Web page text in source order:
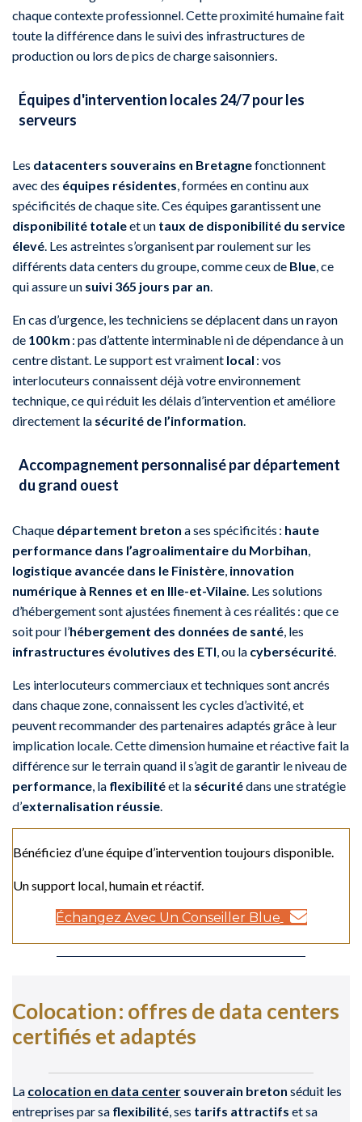
chaque contexte professionnel. Cette proximité humaine fait
toute la différence dans le suivi des infrastructures de
production ou lors de pics de charge saisonniers.
Équipes d'intervention locales 24/7 pour les
serveurs
Les datacenters souverains en Bretagnefonctionnent
avec des équipes résidentes , formées en continu aux
spécificités de chaque site. Ces équipes garantissent une
disponibilité totaleet un taux de disponibilité du service
élevé . Les astreintes s’organisent par roulement sur les
différents data centers du groupe, comme ceux de Blue , ce
qui assure un suivi 365 jours par an
En cas d’urgence, les techniciens se déplacent dans un rayon
de 100 km : pas d’attente interminable ni de dépendance à un
centre distant. Le support est vraiment local : vos
interlocuteurs connaissent déjà votre environnement
technique, ce qui réduit les délais d’intervention et améliore
directement la sécurité de l’information
Accompagnement personnalisé par département
du grand ouest
Chaque département breton a ses spécificités : haute
performance dans l’agroalimentaire du Morbihan
logistique avancée dans le Finistère innovation
numérique à Rennes et en Ille-et-Vilaine . Les solutions
d’hébergement sont ajustées finement à ces réalités : que ce
soit pour l’hébergement des données de santé , les
infrastructures évolutives des ETI , ou la cybersécurité
Les interlocuteurs commerciaux et techniques sont ancrés
dans chaque zone, connaissent les cycles d’activité, et
peuvent recommander des partenaires adaptés grâce à leur
implication locale. Cette dimension humaine et réactive fait la
différence sur le terrain quand il s’agit de garantir le niveau de
performance , la flexibilitéet la sécuritédans une stratégie
d’externalisation réussie
Bénéficiez d’une équipe d’intervention toujours disponible.
Un support local, humain et réactif.
Échangez Avec Un Conseiller Blue
Colocation : offres de data centers
certifiés et adaptés
La colocation en data center souverain breton séduit les
entreprises par sa flexibilité , ses tarifs attractifs et sa